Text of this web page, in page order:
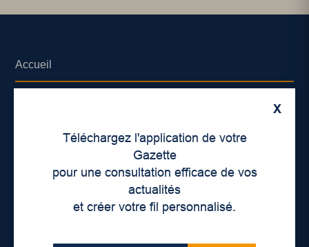
X
Téléchargez l'application de votre
Gazette
pour une consultation efficace de vos
actualités
et créer votre fil personnalisé.
Accueil
Déontologie et confidentialité